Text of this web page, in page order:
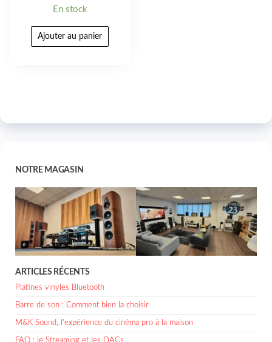
En stock
Ajouter au panier
NOTRE MAGASIN
ARTICLES RÉCENTS
Platines vinyles Bluetooth
Barre de son : Comment bien la choisir
M&K Sound, l’expérience du cinéma pro à la maison
FAQ : le Streaming et les DACs